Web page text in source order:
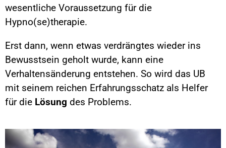
wesentliche Voraussetzung für die
Hypno(se)therapie.
Erst dann, wenn etwas verdrängtes wieder ins
Bewusstsein geholt wurde, kann eine
Verhaltensänderung entstehen. So wird das UB
mit seinem reichen Erfahrungsschatz als Helfer
für die Lösung des Problems.